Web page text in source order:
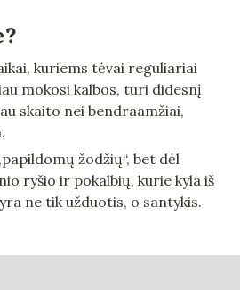
kuriems tėvai reguliariai
mokosi kalbos, turi didesnį
skaito nei bendraamžiai,
žodžių“, bet dėl
ryšio ir pokalbių, kurie kyla iš
ne tik užduotis, o santykis.